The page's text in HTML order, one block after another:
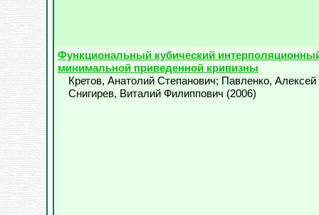
Функциональный кубический
минимальной приведенной кривизны
Кретов, Анатолий Степанович; Павленко, Алексей
Снигирев, Виталий Филиппович (2006)